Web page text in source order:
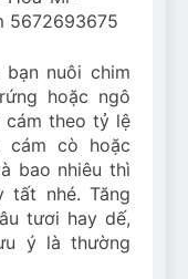
nuôi chim
hoặc ngô
cám theo tỷ lệ
cám cò hoặc
bao nhiêu thì
tất nhé. Tăng
tươi hay dế,
ý là thường